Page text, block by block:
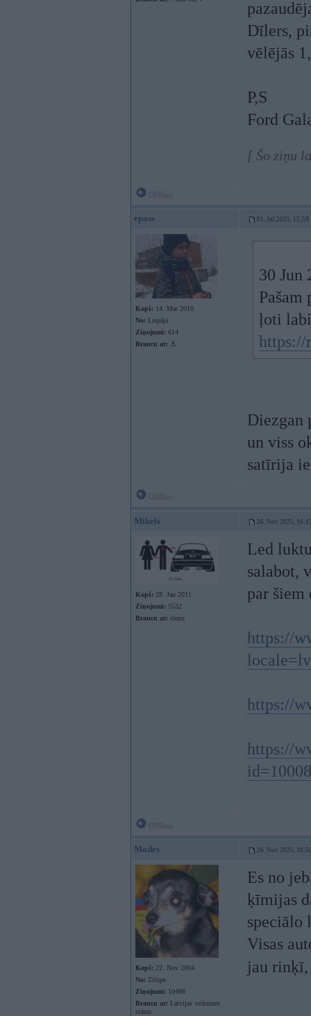
Dīlers,
vēlējās
P,S
Ford
[ Šo ziņu
eposs 01. Jul 2025, 15:59
Kopš: 14. Mar 2010
No: Liepāja
Ziņojumi: 614
Braucu ar: ⚓
30 Jun
Pašam
ļoti labi
https://
Diezgan
un viss
satīrija
Mikels 26. Nov 2025,
Kopš: 28. Jan 2011
Ziņojumi: 5532
Braucu ar: cieņu
Led
salabot,
par šiem
https://
https://
https://
Modrs 26. Nov 2025,
Kopš: 22. Nov 2004
No: Zilupe
Ziņojumi: 10498
Braucu ar: Latvijas veiksmes
stāstu
Es no
ķīmijas
speciālo
Visas
jau rinķī,